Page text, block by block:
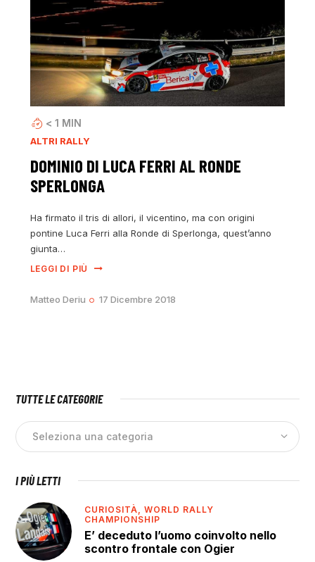
< 1 MIN
ALTRI RALLY
DOMINIO DI LUCA FERRI AL RONDE
SPERLONGA
Ha firmato il tris di allori, il vicentino, ma con origini
pontine Luca Ferri alla Ronde di Sperlonga, quest’anno
giunta…
LEGGI DI PIÙ
Matteo Deriu 17 Dicembre 2018
TUTTE LE CATEGORIE
I PIÙ LETTI
CURIOSITÀ,WORLD RALLY
CHAMPIONSHIP
E’ deceduto l’uomo coinvolto nello
scontro frontale con Ogier